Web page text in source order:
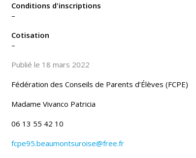
Conditions d'inscriptions
–
Cotisation
–
Publié le 18 mars 2022
Fédération des Conseils de Parents d’Élèves (FCPE)
Madame Vivanco Patricia
06 13 55 42 10
fcpe95.beaumontsuroise@free.fr